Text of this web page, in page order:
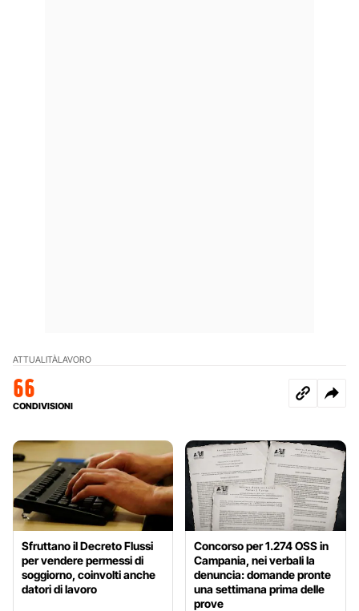
ATTUALITÀLAVORO
66
CONDIVISIONI
Sfruttano il Decreto Flussi
per vendere permessi di
soggiorno, coinvolti anche
datori di lavoro
Concorso per 1.274 OSS in
Campania, nei verbali la
denuncia: domande pronte
una settimana prima delle
prove